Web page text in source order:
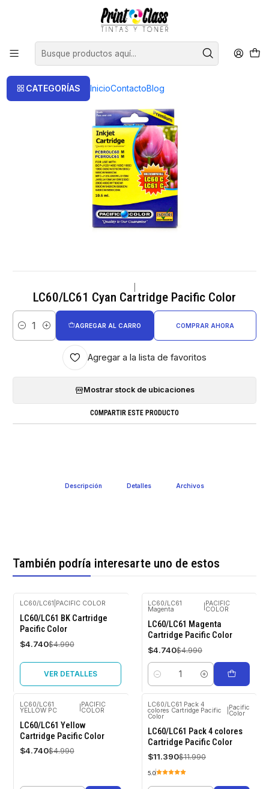
CATEGORÍAS InicioContactoBlog
📦 Envío Gratis compras sobre $120.000
Cartuchos Cartuchos Alternativos
LC60/LC61 Cyan Cartridge Pacific Color
LC60/LC61 Cyan Cartridge Pacific Color
Cantidad
AGREGAR AL CARRO COMPRAR AHORA
Agregar a la lista de favoritos
Mostrar stock de ubicaciones
COMPARTIR ESTE PRODUCTO
Descripción Detalles Archivos
También podría interesarte uno de estos
-5%
OFF
LC60/LC61 PACIFIC COLOR
LC60/LC61 BK Cartridge
Pacific Color
$4.740$4.990
VER DETALLES
OFF
LC60/LC61
Magenta
PACIFIC
COLOR
LC60/LC61 Magenta
Cartridge Pacific Color
$4.740$4.990
Cantidad
OFF
LC60/LC61
YELLOW PC
PACIFIC
COLOR
LC60/LC61 Yellow
Cartridge Pacific Color
$4.740$4.990
-5%
LC60/LC61 Pack 4
colores Cartridge Pacific
Color
Pacific
Color
LC60/LC61 Pack 4 colores
Cartridge Pacific Color
$11.390$11.990
5.0